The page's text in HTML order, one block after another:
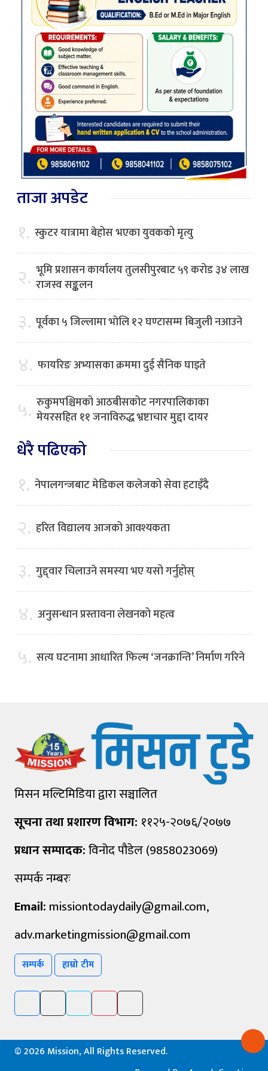
ताजा अपडेट
१. स्कुटर यात्रामा बेहोस भएका युवकको मृत्यु
२. भूमि प्रशासन कार्यालय तुलसीपुरबाट ५९ करोड ३४ लाख
राजस्व सङ्कलन
३. पूर्वका ५ जिल्लामा भाेलि १२ घण्टासम्म बिजुली नआउने
४. फायरिङ अभ्यासका क्रममा दुई सैनिक घाइते
५. रुकुमपश्चिमको आठबीसकोट नगरपालिकाका
मेयरसहित ११ जनाविरुद्ध भ्रष्टाचार मुद्दा दायर
धेरै पढिएको
१. नेपालगन्जबाट मेडिकल कलेजको सेवा हटाइँदै
२. हरित विद्यालय आजको आवश्यकता
३. गुद्द्वार चिलाउने समस्या भए यसो गर्नुहोस्
४. अनुसन्धान प्रस्तावना लेखनको महत्व
५. सत्य घटनामा आधारित फिल्म ‘जनक्रान्ति’ निर्माण गरिने
मिसन मल्टिमिडिया द्वारा सञ्चालित
सूचना तथा प्रशारण विभाग: ११२५-२०७६/२०७७
प्रधान सम्पादक:विनोद पौडेल (9858023069)
सम्पर्क नम्बरः
Email: missiontodaydaily@gmail.com,
adv.marketingmission@gmail.com
सम्पर्क हाम्रो टीम
©2026 Mission, All Rights Reserved.